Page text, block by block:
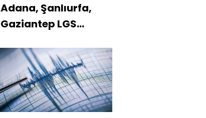
Adana, Şanlıurfa,
Gaziantep LGS